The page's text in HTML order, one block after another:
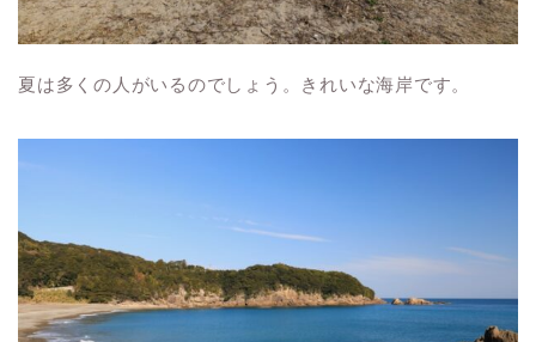
夏は多くの人がいるのでしょう。きれいな海岸です。